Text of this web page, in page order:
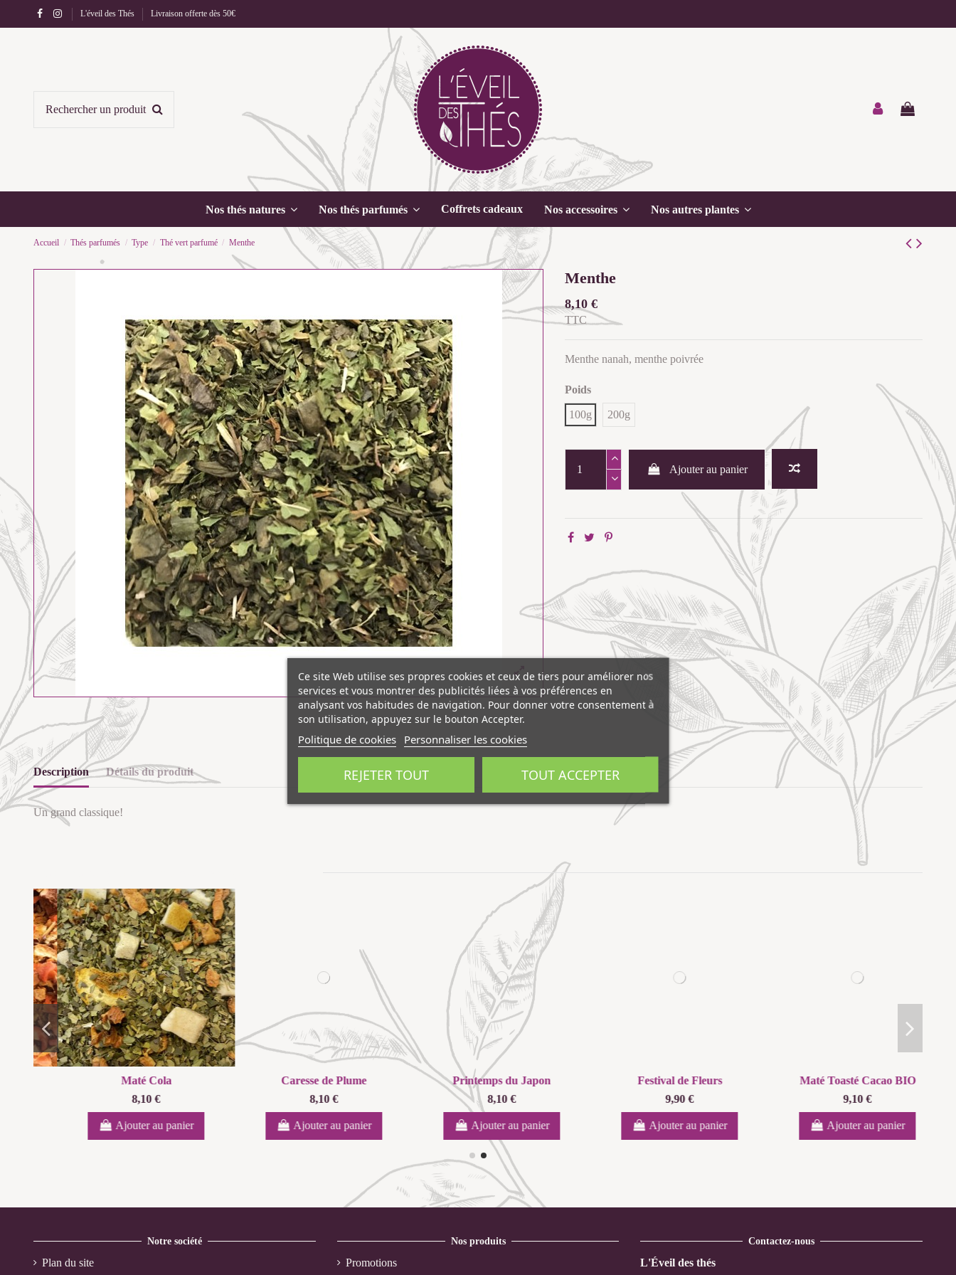
L'éveil des Thés Livraison offerte dès 50€
Nos thés natures Nos thés parfumés Coffrets cadeaux Nos accessoires Nos autres plantes
Accueil Thés parfumés Type Thé vert parfumé Menthe
Menthe
8,10 €
TTC
Menthe nanah, menthe poivrée
Poids
100g 200g
Ajouter au panier
Description Détails du produit
Un grand classique!
Caresse de Plume
8,10 €
Ajouter au panier
Printemps du Japon
8,10 €
Ajouter au panier
Festival de Fleurs
9,90 €
Ajouter au panier
Maté Toasté Cacao BIO
9,10 €
Ajouter au panier
Tisane de l'Eté
8,10 €
Ajouter au panier
Notre société
Plan du site
Nos produits
Promotions
Contactez-nous
L'Éveil des thés
Ce site Web utilise ses propres cookies et ceux de tiers pour améliorer nos
services et vous montrer des publicités liées à vos préférences en
analysant vos habitudes de navigation. Pour donner votre consentement à
son utilisation, appuyez sur le bouton Accepter.
Politique de cookies Personnaliser les cookies
REJETER TOUT TOUT ACCEPTER